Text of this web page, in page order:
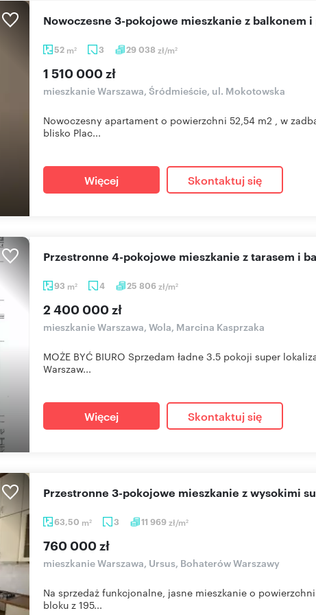
52 m2 3 29 038 zł/m2
Nowoczesne 3-pokojowe mieszkanie z balkonem
1 510 000 zł
mieszkanie Warszawa, Śródmieście, ul. Mokotowska
Nowoczesny apartament o powierzchni 52,54 m2 , w
blisko Plac...
Więcej Skontaktuj się
93 m2 4 25 806zł/m2
Przestronne 4-pokojowe mieszkanie z tarasem i
2 400 000 zł
mieszkanie Warszawa, Wola, Marcina Kasprzaka
MOŻE BYĆ BIURO Sprzedam ładne 3.5 pokoji super
Warszaw...
Więcej Skontaktuj się
63,50 m2 3 11 969zł/m2
Przestronne 3-pokojowe mieszkanie z wysokimi
760 000 zł
mieszkanie Warszawa, Ursus, Bohaterów Warszawy
Na sprzedaż funkcjonalne, jasne mieszkanie o
bloku z 195...